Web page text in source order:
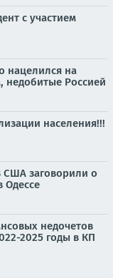
с участием
нацелился на
недобитые Россией
населения!!!
США заговорили о
Одессе
недочетов
2025 годы в КП